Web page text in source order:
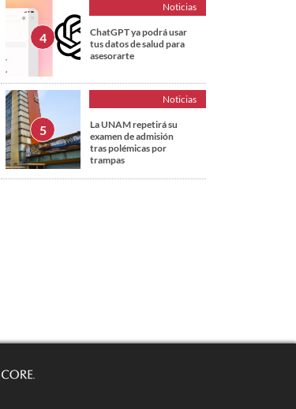
Noticias
ChatGPT ya podrá usar
tus datos de salud para
asesorarte
Noticias
La UNAM repetirá su
examen de admisión
tras polémicas por
trampas